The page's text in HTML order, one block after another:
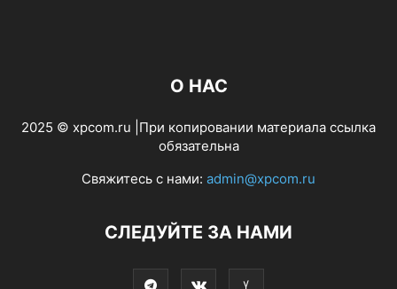
О НАС
2025 © xpcom.ru |При копировании материала ссылка
обязательна
Свяжитесь с нами: admin@xpcom.ru
СЛЕДУЙТЕ ЗА НАМИ